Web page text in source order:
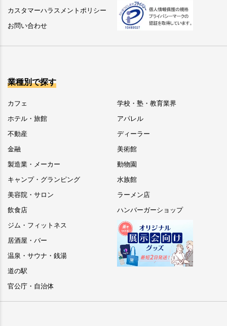
カスタマーハラスメントポリシー
お問い合わせ
業種別で探す
カフェ
ホテル・旅館
不動産
金融
製造業・メーカー
キャンプ・グランピング
美容院・サロン
飲食店
ジム・フィットネス
居酒屋・バー
温泉・サウナ・銭湯
道の駅
官公庁・自治体
学校・塾・教育業界
アパレル
ディーラー
美術館
動物園
水族館
ラーメン店
ハンバーガーショップ